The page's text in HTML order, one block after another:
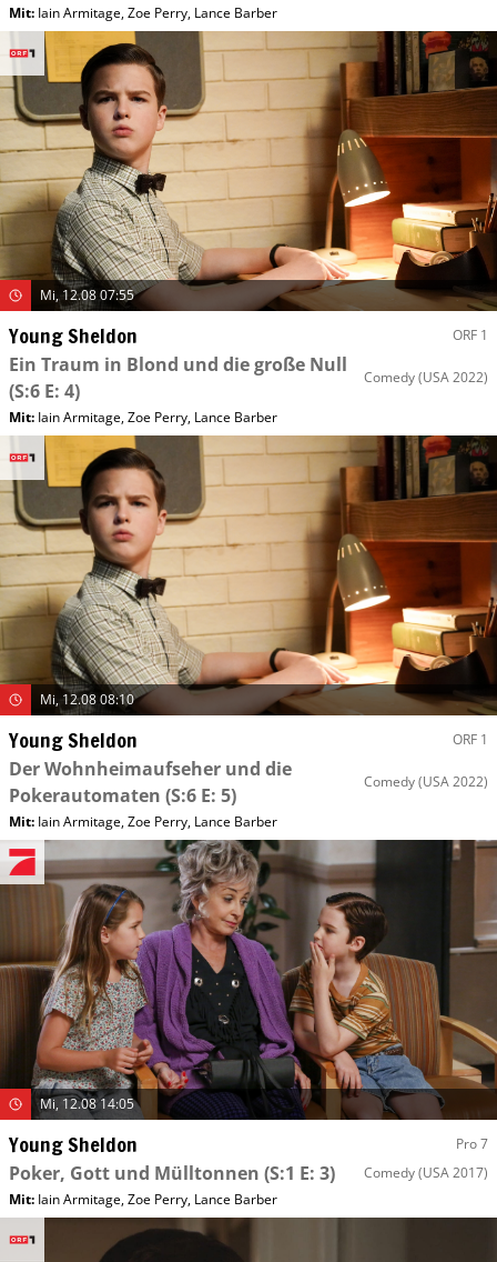
Mit: Iain Armitage,Zoe Perry, Lance Barber
Mi, 12.08 07:55
Young Sheldon ORF 1
Ein Traum in Blond und die große Null
(S:6 E: 4)
Comedy(USA 2022)
Mit: Iain Armitage,Zoe Perry, Lance Barber
Mi, 12.08 08:10
Young Sheldon ORF 1
Der Wohnheimaufseher und die
Pokerautomaten (S:6 E: 5)
Comedy(USA 2022)
Mit: Iain Armitage,Zoe Perry, Lance Barber
Mi, 12.08 14:05
Young Sheldon Pro 7
Poker, Gott und Mülltonnen (S:1 E: 3) Comedy(USA 2017)
Mit: Iain Armitage,Zoe Perry, Lance Barber